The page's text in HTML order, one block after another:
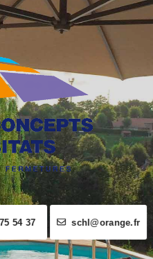
54 37 schl@orange.fr